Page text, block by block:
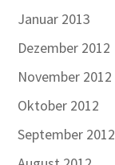
Januar 2013
Dezember 2012
November 2012
Oktober 2012
September 2012